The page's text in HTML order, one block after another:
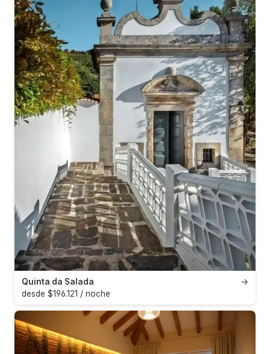
→
Quinta da Salada
desde $196.121 / noche